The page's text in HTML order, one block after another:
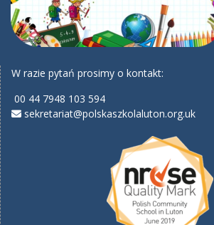
W razie pytań prosimy o kontakt:
00 44 7948 103 594
sekretariat@polskaszkolaluton.org.uk